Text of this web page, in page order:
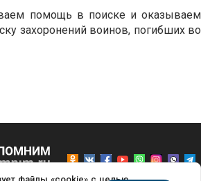
помощь в поиске и оказываем
захоронений воинов, погибших во